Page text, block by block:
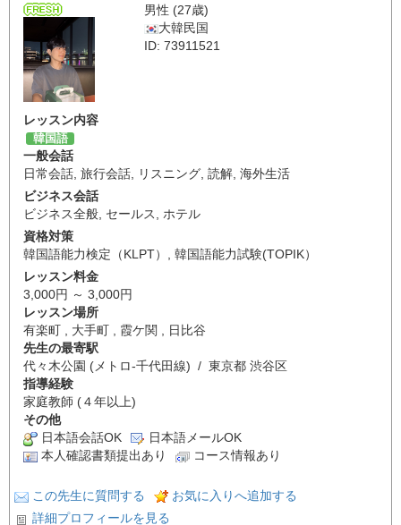
男性 (27歳)
大韓民国
ID: 73911521
レッスン内容
韓国語
一般会話
日常会話, 旅行会話, リスニング, 読解, 海外生活
ビジネス会話
ビジネス全般, セールス, ホテル
資格対策
韓国語能力検定（KLPT） , 韓国語能力試験(TOPIK）
レッスン料金
3,000円 ～ 3,000円
レッスン場所
有楽町 , 大手町 , 霞ケ関 , 日比谷
先生の最寄駅
代々木公園 (メトロ-千代田線) / 東京都 渋谷区
指導経験
家庭教師 (４年以上)
その他
日本語会話OK
日本語メールOK
本人確認書類提出あり
コース情報あり
この先生に質問する
お気に入りへ追加する
詳細プロフィールを見る